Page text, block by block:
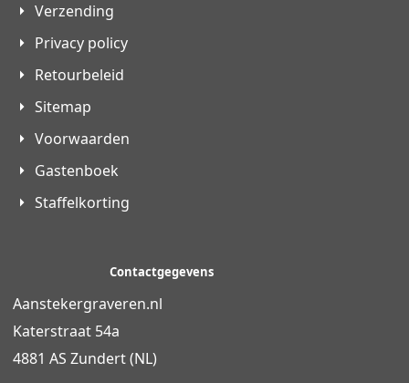
Verzending
Privacy policy
Retourbeleid
Sitemap
Voorwaarden
Gastenboek
Staffelkorting
Contactgegevens
Aanstekergraveren.nl
Katerstraat 54a
4881 AS Zundert (NL)